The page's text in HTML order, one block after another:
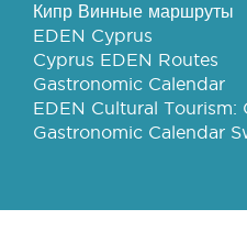
Кипр Винные маршруты
EDEN Cyprus
Cyprus EDEN Routes
Gastronomic Calendar
EDEN Cultural Tourism:
Gastronomic Calendar